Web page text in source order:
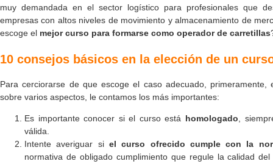
muy demandada en el sector logístico para profesionales que
empresas con altos niveles de movimiento y almacenamiento de
escoge el mejor curso para formarse como operador de carretillas
10 consejos básicos en la elección de un
Para cerciorarse de que escoge el caso adecuado, primeramente,
sobre varios aspectos, le contamos los más importantes:
Es importante conocer si el curso está homologado ,
válida.
Intente averiguar si el curso ofrecido cumple con la
normativa de obligado cumplimiento que regule la calidad